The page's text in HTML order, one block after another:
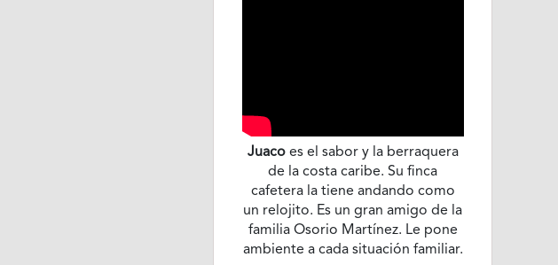
Juacoes el sabor y la berraquera
de la costa caribe. Su finca
cafetera la tiene andando como
un relojito. Es un gran amigo de la
familia Osorio Martínez. Le pone
ambiente a cada situación familiar.